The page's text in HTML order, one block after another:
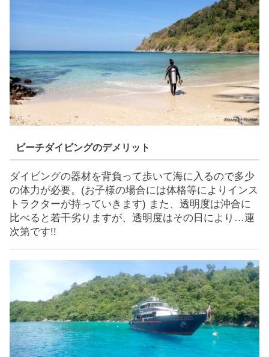
ビーチダイビングのデメリット
ダイビングの器材を背負って歩いて海に入るので多少
の体力が必要。(お子様の場合には体格等によりインス
トラクターが持っていきます) また、透明度は沖合に
比べると若干劣りますが、透明度はその日により…運
次第です!!